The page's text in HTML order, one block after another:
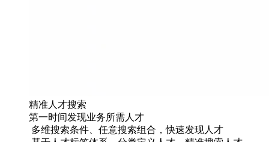
精准人才搜索
第一时间发现业务所需人才
多维搜索条件、任意搜索组合，快速发现人才